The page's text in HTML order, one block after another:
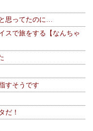
思ってたのに…
スで旅をする【なんちゃ
すそうです
だ！